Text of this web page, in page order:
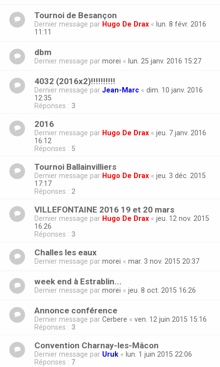
Tournoi de Besançon
Dernier message par Hugo De Drax « lun. 8 févr. 2016
11:11
dbm
Dernier message par morei « lun. 25 janv. 2016 15:27
4032 (2016x2)!!!!!!!!!!
Dernier message par Jean-Marc « dim. 10 janv. 2016
12:35
Réponses : 3
2016
Dernier message par Hugo De Drax « jeu. 7 janv. 2016
16:12
Réponses : 5
Tournoi Ballainvilliers
Dernier message par Hugo De Drax « jeu. 3 déc. 2015
17:17
Réponses : 2
VILLEFONTAINE 2016 19 et 20 mars
Dernier message par Hugo De Drax « jeu. 12 nov. 2015
16:26
Réponses : 3
Challes les eaux
Dernier message par morei « mar. 3 nov. 2015 20:37
week end à Estrablin...
Dernier message par morei « jeu. 8 oct. 2015 16:26
Annonce conférence
Dernier message par Cerbere « ven. 12 juin 2015 15:16
Réponses : 3
Convention Charnay-les-Mâcon
Dernier message par Uruk « lun. 1 juin 2015 22:06
Réponses : 7